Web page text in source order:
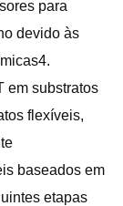
para
devido às
em substratos
flexíveis,
baseados em
etapas